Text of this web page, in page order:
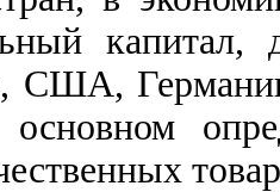
США,
основном